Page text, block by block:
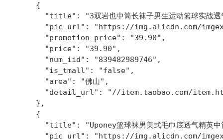
      {
"title": "3双岩也中筒长袜子男生运动篮球实战透
"pic_url": "https://img.alicdn.com/
        "promotion_price": "39.90",
        "price": "39.90",
        "num_iid": "839482989746",
        "is_tmall": "false",
        "area": "佛山",
"detail_url": "//item.taobao.com/
      },
      {
"title": "Uponey篮球袜男美式毛巾底透气精英中
"pic_url": "https://img.alicdn.com/